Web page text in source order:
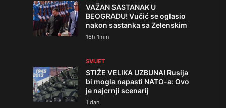
VAŽAN SASTANAK U
BEOGRADU! Vučić se oglasio
nakon sastanka sa Zelenskim
16h 1min
SVIJET
STIŽE VELIKA UZBUNA! Rusija
bi mogla napasti NATO-a: Ovo
je najcrnji scenarij
1 dan